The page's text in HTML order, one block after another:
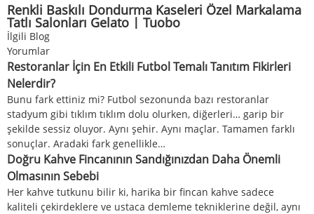
Renkli Baskılı Dondurma Kaseleri Özel Markalama
Tatlı Salonları Gelato | Tuobo
İlgili Blog
Yorumlar
Restoranlar İçin En Etkili Futbol Temalı Tanıtım Fikirleri
Nelerdir?
Bunu fark ettiniz mi? Futbol sezonunda bazı restoranlar
stadyum gibi tıklım tıklım dolu olurken, diğerleri… garip bir
şekilde sessiz oluyor. Aynı şehir. Aynı maçlar. Tamamen farklı
sonuçlar. Aradaki fark genellikle…
Doğru Kahve Fincanının Sandığınızdan Daha Önemli
Olmasının Sebebi
Her kahve tutkunu bilir ki, harika bir fincan kahve sadece
kaliteli çekirdeklere ve ustaca demleme tekniklerine değil, aynı